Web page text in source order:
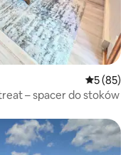
Średnia
5 (85)
– spacer do stoków